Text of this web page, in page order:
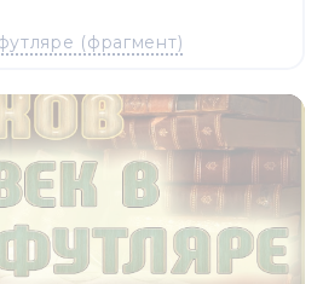
(фрагмент)